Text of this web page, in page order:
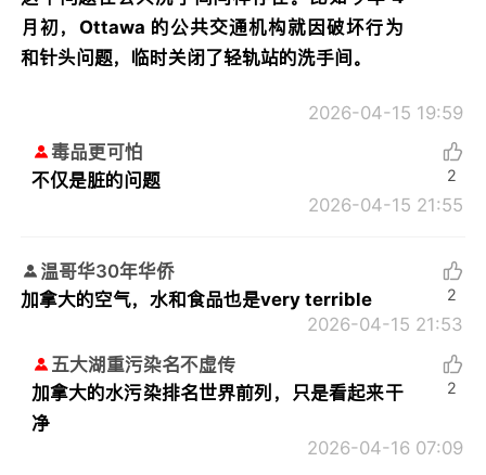
月初，Ottawa 的公共交通机构就因破坏行为
和针头问题，临时关闭了轻轨站的洗手间。
2026-04-15 19:59
毒品更可怕
不仅是脏的问题
2026-04-15 21:55
2
温哥华30年华侨
加拿大的空气，水和食品也是very terrible
2026-04-15 21:53
2
五大湖重污染名不虚传
加拿大的水污染排名世界前列，只是看起来干
净
2026-04-16 07:09
2